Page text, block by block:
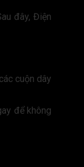
đây, Điện
cuộn dây
để không